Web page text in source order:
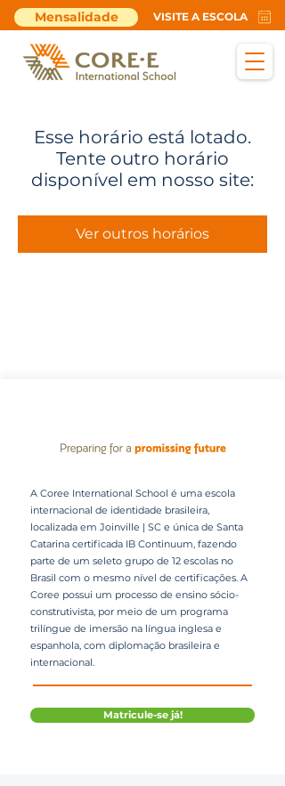
Mensalidade VISITE A ESCOLA
Esse horário está lotado.
Tente outro horário
disponível em nosso site:
Ver outros horários
A Coree International School é uma escola
internacional de identidade brasileira,
localizada em Joinville | SC e única de Santa
Catarina certificada IB Continuum, fazendo
parte de um seleto grupo de 12 escolas no
Brasil com o mesmo nível de certificações. A
Coree possui um processo de ensino sócio-
construtivista, por meio de um programa
trilíngue de imersão na língua inglesa e
espanhola, com diplomação brasileira e
internacional.
Matricule-se já!